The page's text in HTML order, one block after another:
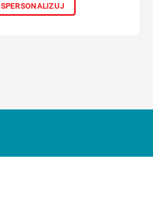
SPERSONALIZUJ